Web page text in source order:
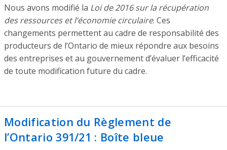
Nous avons modifié la Loi de 2016 sur la récupération
des ressources et l’économie circulaire. Ces
changements permettent au cadre de responsabilité des
producteurs de l’Ontario de mieux répondre aux besoins
des entreprises et au gouvernement d’évaluer l’efficacité
de toute modification future du cadre.
Modification du Règlement de
l’Ontario 391/21 : Boîte bleue